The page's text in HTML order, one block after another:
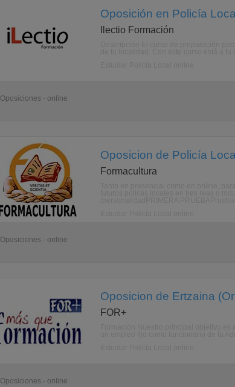
Oposición en Policía
Ilectio Formación
Oposiciones - online
Oposicion de Policía
Formacultura
Oposiciones - online
Oposicion de Ertzaina
FOR+
Oposiciones - online